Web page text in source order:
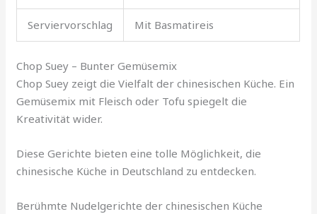
Serviervorschlag Mit Basmatireis
Chop Suey – Bunter Gemüsemix
Chop Suey zeigt die Vielfalt der chinesischen Küche. Ein
Gemüsemix mit Fleisch oder Tofu spiegelt die
Kreativität wider.
Diese Gerichte bieten eine tolle Möglichkeit, die
chinesische Küche in Deutschland zu entdecken.
Berühmte Nudelgerichte der chinesischen Küche